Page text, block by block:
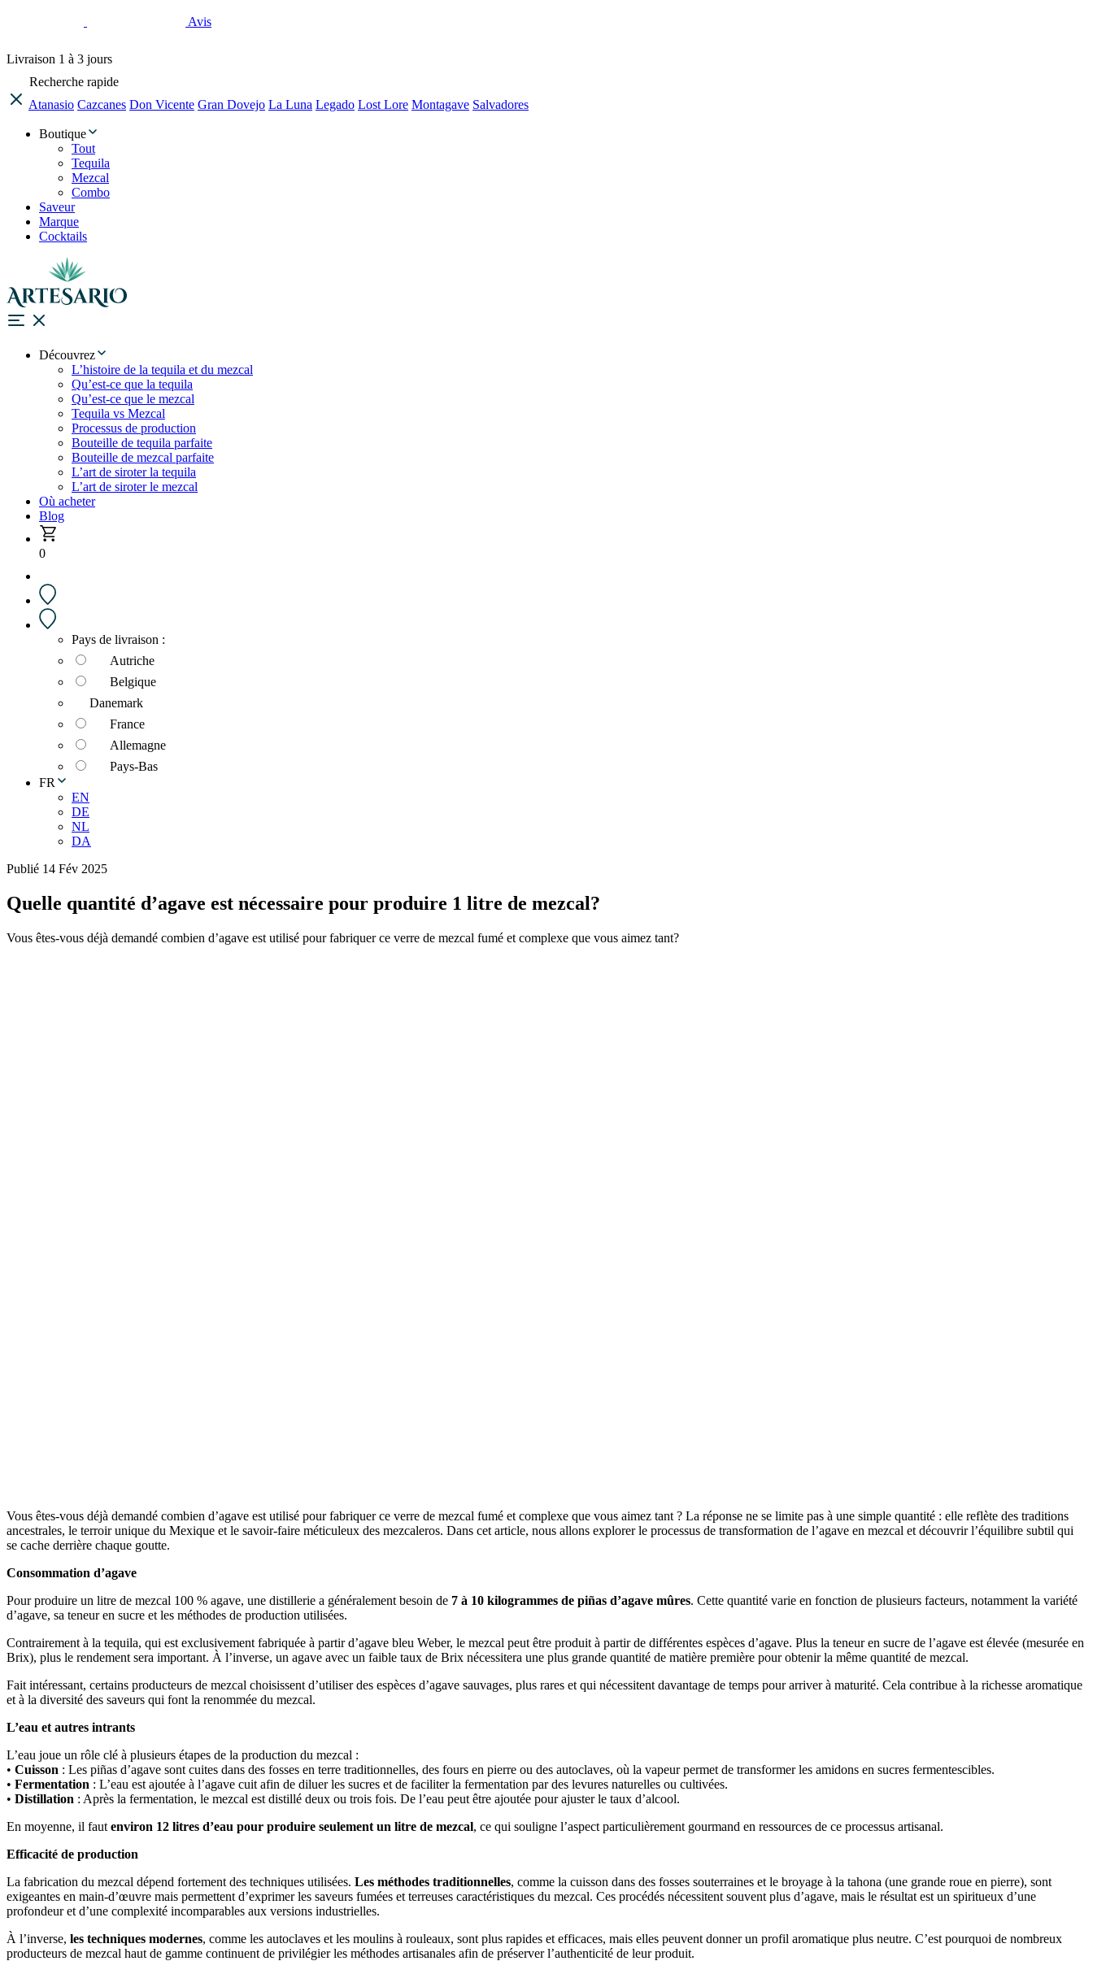
Avis
Livraison 1 à 3 jours
Recherche rapide
Atanasio Cazcanes Don Vicente Gran Dovejo La Luna Legado Lost Lore Montagave Salvadores
Boutique
Tout
Tequila
Mezcal
Combo
Saveur
Marque
Cocktails
Découvrez
L’histoire de la tequila et du mezcal
Qu’est-ce que la tequila
Qu’est-ce que le mezcal
Tequila vs Mezcal
Processus de production
Bouteille de tequila parfaite
Bouteille de mezcal parfaite
L’art de siroter la tequila
L’art de siroter le mezcal
Où acheter
Blog
0
Pays de livraison :
Autriche
Belgique
Danemark
France
Allemagne
Pays-Bas
FR
EN
DE
NL
DA
Publié 14 Fév 2025
Quelle quantité d’agave est nécessaire pour produire 1 litre de mezcal?
Vous êtes-vous déjà demandé combien d’agave est utilisé pour fabriquer ce verre de mezcal fumé et complexe que vous aimez tant?
Vous êtes-vous déjà demandé combien d’agave est utilisé pour fabriquer ce verre de mezcal fumé et complexe que vous aimez tant ? La réponse ne se limite pas à une simple quantité : elle reflète des traditions
ancestrales, le terroir unique du Mexique et le savoir-faire méticuleux des mezcaleros. Dans cet article, nous allons explorer le processus de transformation de l’agave en mezcal et découvrir l’équilibre subtil qui
se cache derrière chaque goutte.
Consommation d’agave
Pour produire un litre de mezcal 100 % agave, une distillerie a généralement besoin de 7 à 10 kilogrammes de piñas d’agave mûres. Cette quantité varie en fonction de plusieurs facteurs, notamment la variété
d’agave, sa teneur en sucre et les méthodes de production utilisées.
Contrairement à la tequila, qui est exclusivement fabriquée à partir d’agave bleu Weber, le mezcal peut être produit à partir de différentes espèces d’agave. Plus la teneur en sucre de l’agave est élevée (mesurée en
Brix), plus le rendement sera important. À l’inverse, un agave avec un faible taux de Brix nécessitera une plus grande quantité de matière première pour obtenir la même quantité de mezcal.
Fait intéressant, certains producteurs de mezcal choisissent d’utiliser des espèces d’agave sauvages, plus rares et qui nécessitent davantage de temps pour arriver à maturité. Cela contribue à la richesse aromatique
et à la diversité des saveurs qui font la renommée du mezcal.
L’eau et autres intrants
L’eau joue un rôle clé à plusieurs étapes de la production du mezcal :
• Cuisson : Les piñas d’agave sont cuites dans des fosses en terre traditionnelles, des fours en pierre ou des autoclaves, où la vapeur permet de transformer les amidons en sucres fermentescibles.
• Fermentation : L’eau est ajoutée à l’agave cuit afin de diluer les sucres et de faciliter la fermentation par des levures naturelles ou cultivées.
• Distillation : Après la fermentation, le mezcal est distillé deux ou trois fois. De l’eau peut être ajoutée pour ajuster le taux d’alcool.
En moyenne, il faut environ 12 litres d’eau pour produire seulement un litre de mezcal, ce qui souligne l’aspect particulièrement gourmand en ressources de ce processus artisanal.
Efficacité de production
La fabrication du mezcal dépend fortement des techniques utilisées. Les méthodes traditionnelles, comme la cuisson dans des fosses souterraines et le broyage à la tahona (une grande roue en pierre), sont
exigeantes en main-d’œuvre mais permettent d’exprimer les saveurs fumées et terreuses caractéristiques du mezcal. Ces procédés nécessitent souvent plus d’agave, mais le résultat est un spiritueux d’une
profondeur et d’une complexité incomparables aux versions industrielles.
À l’inverse, les techniques modernes, comme les autoclaves et les moulins à rouleaux, sont plus rapides et efficaces, mais elles peuvent donner un profil aromatique plus neutre. C’est pourquoi de nombreux
producteurs de mezcal haut de gamme continuent de privilégier les méthodes artisanales afin de préserver l’authenticité de leur produit.